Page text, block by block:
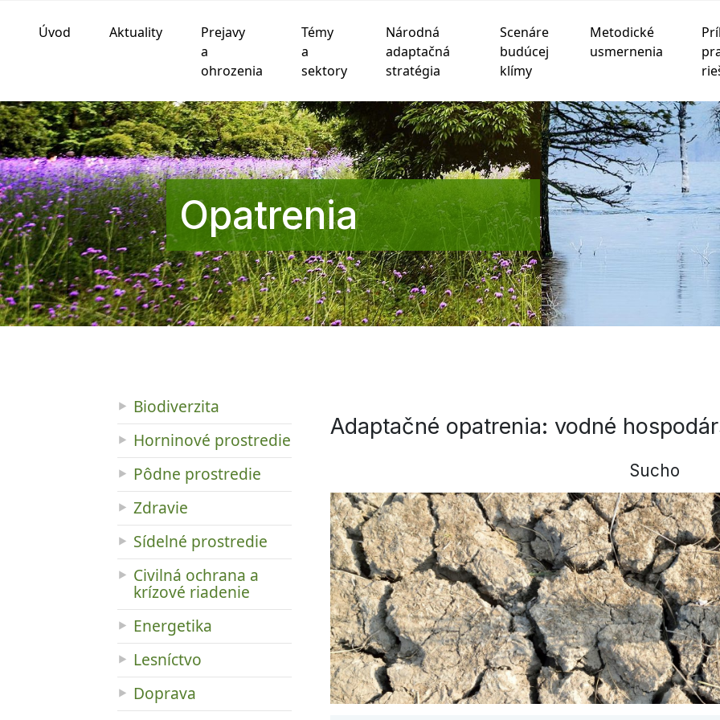
Používame cookies
funkčnosti webovej stránky,pre lepší zážitok na webe
na meranie vášho záujmu o naše produkty a služby a
zobrazovanie reklám ktoré sú pre vás relevantnejšie.
Súhlasím Odmietam Zmeniť moje nastavenia
Úvod Aktuality
Prejavy
a
ohrozenia
Témy
a
sektory
Národná
adaptačná
stratégia
Scenáre
budúcej
klímy
Metodické
usmernenia
Opatrenia
Adaptačné opatrenia: vodné
Sucho
Biodiverzita
Horninové prostredie
Pôdne prostredie
Zdravie
Sídelné prostredie
Civilná ochrana a
krízové riadenie
Energetika
Lesníctvo
Doprava